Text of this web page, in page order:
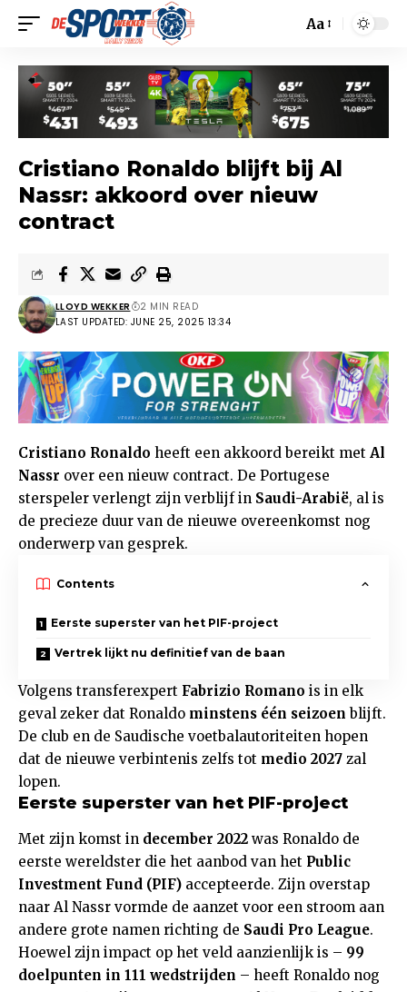
Aa
Cristiano Ronaldo blijft bij Al
Nassr: akkoord over nieuw
contract
LAST UPDATED: JUNE 25, 2025 13:34
LLOYD WEKKER 2 MIN READ
Cristiano Ronaldo heeft een akkoord bereikt met Al
Nassr over een nieuw contract. De Portugese
sterspeler verlengt zijn verblijf in Saudi-Arabië, al is
de precieze duur van de nieuwe overeenkomst nog
onderwerp van gesprek.
Contents
Eerste superster van het PIF-project
Vertrek lijkt nu definitief van de baan
Volgens transferexpert Fabrizio Romano is in elk
geval zeker dat Ronaldo minstens één seizoen blijft.
De club en de Saudische voetbalautoriteiten hopen
dat de nieuwe verbintenis zelfs tot medio 2027 zal
lopen.
Eerste superster van het PIF-project
Met zijn komst in december 2022 was Ronaldo de
eerste wereldster die het aanbod van het Public
Investment Fund (PIF) accepteerde. Zijn overstap
naar Al Nassr vormde de aanzet voor een stroom aan
andere grote namen richting de Saudi Pro League.
Hoewel zijn impact op het veld aanzienlijk is – 99
doelpunten in 111 wedstrijden – heeft Ronaldo nog